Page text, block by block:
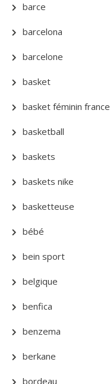
barce
barcelona
barcelone
basket
basket féminin france
basketball
baskets
baskets nike
basketteuse
bébé
bein sport
belgique
benfica
benzema
berkane
bordeau